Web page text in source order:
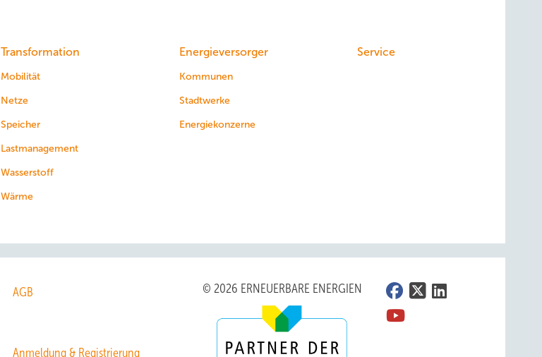
Transformation
Mobilität
Netze
Speicher
Lastmanagement
Wasserstoff
Wärme
Energieversorger
Kommunen
Stadtwerke
Energiekonzerne
Service
AGB
Anmeldung & Registrierung
© 2026 ERNEUERBARE ENERGIEN